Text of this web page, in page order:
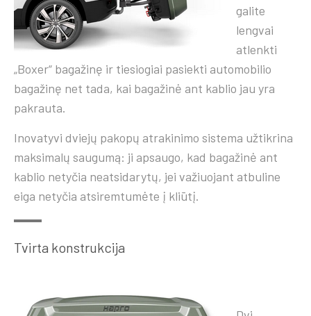
galite
lengvai
atlenkti
„Boxer“ bagažinę ir tiesiogiai pasiekti automobilio
bagažinę net tada, kai bagažinė ant kablio jau yra
pakrauta.
Inovatyvi dviejų pakopų atrakinimo sistema užtikrina
maksimalų saugumą: ji apsaugo, kad bagažinė ant
kablio netyčia neatsidarytų, jei važiuojant atbuline
eiga netyčia atsiremtumėte į kliūtį.
Tvirta konstrukcija